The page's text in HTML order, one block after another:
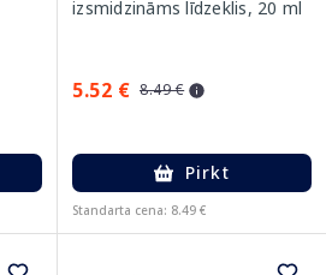
izsmidzināms līdzeklis, 20 ml
5.52 € 8.49 €
Pirkt
Standarta cena: 8.49 €